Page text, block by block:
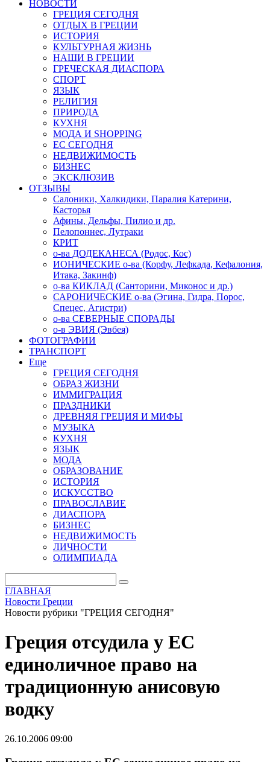
НОВОСТИ
ГРЕЦИЯ СЕГОДНЯ
ОТДЫХ В ГРЕЦИИ
ИСТОРИЯ
КУЛЬТУРНАЯ ЖИЗНЬ
НАШИ В ГРЕЦИИ
ГРЕЧЕСКАЯ ДИАСПОРА
СПОРТ
ЯЗЫК
РЕЛИГИЯ
ПРИРОДА
КУХНЯ
МОДА И SHOPPING
ЕС СЕГОДНЯ
НЕДВИЖИМОСТЬ
БИЗНЕС
ЭКСКЛЮЗИВ
ОТЗЫВЫ
Салоники, Халкидики, Паралия Катерини,
Касторья
Афины, Дельфы, Пилио и др.
Пелопоннес, Лутраки
КРИТ
о-ва ДОДЕКАНЕСА (Родос, Кос)
ИОНИЧЕСКИЕ о-ва (Корфу, Лефкада, Кефалония,
Итака, Закинф)
о-ва КИКЛАД (Санторини, Миконос и др.)
САРОНИЧЕСКИЕ о-ва (Эгина, Гидра, Порос,
Спецес, Агистри)
о-ва СЕВЕРНЫЕ СПОРАДЫ
о-в ЭВИЯ (Эвбея)
ФОТОГРАФИИ
ТРАНСПОРТ
Еще
ГРЕЦИЯ СЕГОДНЯ
ОБРАЗ ЖИЗНИ
ИММИГРАЦИЯ
ПРАЗДНИКИ
ДРЕВНЯЯ ГРЕЦИЯ И МИФЫ
МУЗЫКА
КУХНЯ
ЯЗЫК
МОДА
ОБРАЗОВАНИЕ
ИСТОРИЯ
ИСКУССТВО
ПРАВОСЛАВИЕ
ДИАСПОРА
БИЗНЕС
НЕДВИЖИМОСТЬ
ЛИЧНОСТИ
ОЛИМПИАДА
ГЛАВНАЯ
Новости Греции
Новости рубрики "ГРЕЦИЯ СЕГОДНЯ"
Греция отсудила у ЕС
единоличное право на
традиционную анисовую
водку
26.10.2006 09:00